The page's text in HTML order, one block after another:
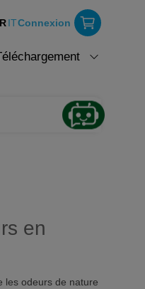
ITConnexion
en
les odeurs de nature